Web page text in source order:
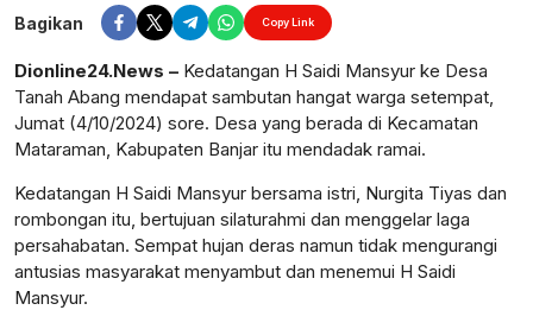
Bagikan Copy Link
Dionline24.News – Kedatangan H Saidi Mansyur ke Desa
Tanah Abang mendapat sambutan hangat warga setempat,
Jumat (4/10/2024) sore. Desa yang berada di Kecamatan
Mataraman, Kabupaten Banjar itu mendadak ramai.
Kedatangan H Saidi Mansyur bersama istri, Nurgita Tiyas dan
rombongan itu, bertujuan silaturahmi dan menggelar laga
persahabatan. Sempat hujan deras namun tidak mengurangi
antusias masyarakat menyambut dan menemui H Saidi
Mansyur.